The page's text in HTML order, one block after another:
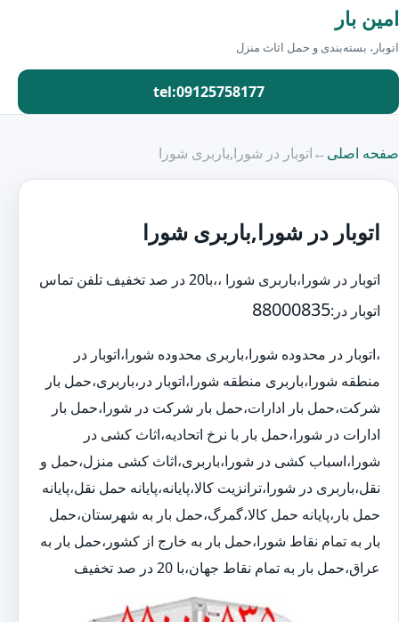
امین بار
اتوبار، بسته‌بندی و حمل اثاث منزل
tel:09125758177
صفحه اصلی←اتوبار در شورا,باربری شورا
اتوبار در شورا,باربری شورا
اتوبار در شورا،باربری شورا ،،با20 در صد تخفیف تلفن تماس
اتوبار در:88000835
،اتوبار در محدوده شورا،باربری محدوده شورا،اتوبار در
منطقه شورا،باربری منطقه شورا،اتوبار در،باربری،حمل بار
شرکت،حمل بار ادارات،حمل بار شرکت در شورا،حمل بار
ادارات در شورا،حمل بار با نرخ اتحادیه،اثاث کشی در
شورا،اسباب کشی در شورا،باربری،اثاث کشی منزل،حمل و
نقل،باربری در شورا،ترانزیت کالا،پایانه،پایانه حمل نقل،پایانه
حمل بار،پایانه حمل کالا،گمرگ،حمل بار به شهرستان،حمل
بار به تمام نقاط شورا،حمل بار به خارج از کشور،حمل بار به
عراق،حمل بار به تمام نقاط جهان،با 20 در صد تخفیف